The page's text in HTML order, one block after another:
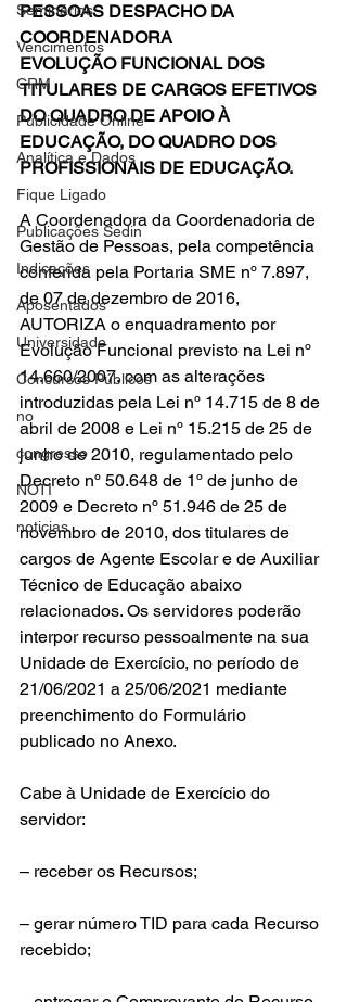
Seminários
Vencimentos
CRM
Publicidade Online
Analítica e Dados
Fique Ligado
Publicações Sedin
Indicações
Aposentados
Universidade
Concursos Públicos
no
congresso
NOTI
noticias
PESSOAS DESPACHO DA
COORDENADORA
EVOLUÇÃO FUNCIONAL DOS
TITULARES DE CARGOS EFETIVOS
DO QUADRO DE APOIO À
EDUCAÇÃO, DO QUADRO DOS
PROFISSIONAIS DE EDUCAÇÃO.
A Coordenadora da Coordenadoria de
Gestão de Pessoas, pela competência
conferida pela Portaria SME nº 7.897,
de 07 de dezembro de 2016,
AUTORIZA o enquadramento por
Evolução Funcional previsto na Lei nº
14.660/2007, com as alterações
introduzidas pela Lei nº 14.715 de 8 de
abril de 2008 e Lei nº 15.215 de 25 de
junho de 2010, regulamentado pelo
Decreto nº 50.648 de 1º de junho de
2009 e Decreto nº 51.946 de 25 de
novembro de 2010, dos titulares de
cargos de Agente Escolar e de Auxiliar
Técnico de Educação abaixo
relacionados. Os servidores poderão
interpor recurso pessoalmente na sua
Unidade de Exercício, no período de
21/06/2021 a 25/06/2021 mediante
preenchimento do Formulário
publicado no Anexo.
Cabe à Unidade de Exercício do
servidor:
– receber os Recursos;
– gerar número TID para cada Recurso
recebido;